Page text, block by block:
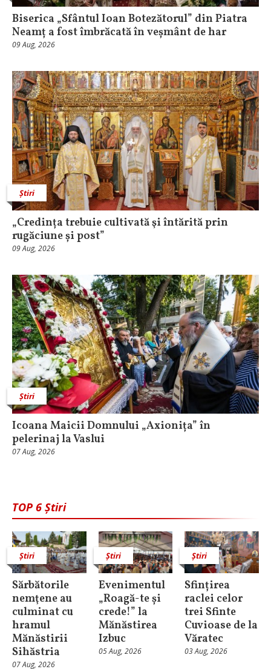
Biserica „Sfântul Ioan Botezătorul” din Piatra
Neamț a fost îmbrăcată în veșmânt de har
09 Aug, 2026
Știri
„Credința trebuie cultivată şi întărită prin
rugăciune și post”
09 Aug, 2026
Știri
Icoana Maicii Domnului „Axionița” în
pelerinaj la Vaslui
07 Aug, 2026
TOP 6 Știri
Știri
Sărbătorile
nemţene au
culminat cu
hramul
Mănăstirii
Sihăstria
07 Aug, 2026
Știri
Evenimentul
„Roagă-te și
crede!” la
Mănăstirea
Izbuc
05 Aug, 2026
Știri
Sfințirea
raclei celor
trei Sfinte
Cuvioase de la
Văratec
03 Aug, 2026